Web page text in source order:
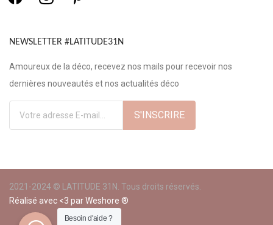
NEWSLETTER #LATITUDE31N
Amoureux de la déco, recevez nos mails pour recevoir nos
dernières nouveautés et nos actualités déco
2021-2024 © LATITUDE 31N. Tous droits réservés.
Réalisé avec <3 parWeshore ®
Besoin d'aide ?